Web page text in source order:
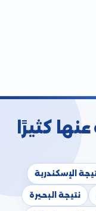
كثيرًا
الإسكندرية
نتيجة البحيرة